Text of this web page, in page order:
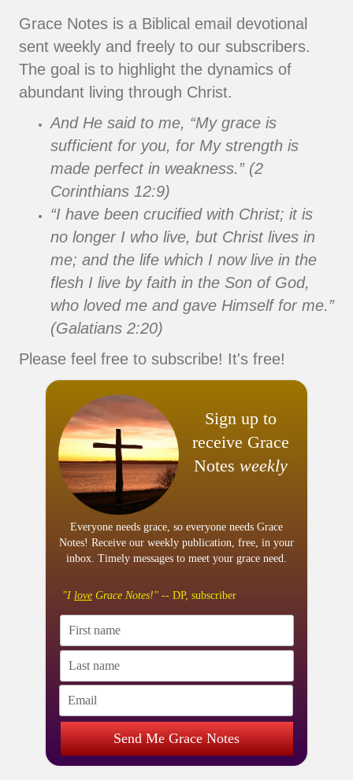
Grace Notes is a Biblical email devotional
sent weekly and freely to our subscribers.
The goal is to highlight the dynamics of
abundant living through Christ.
And He said to me, “My grace is
sufficient for you, for My strength is
made perfect in weakness.” (2
Corinthians 12:9)
“I have been crucified with Christ; it is
no longer I who live, but Christ lives in
me; and the life which I now live in the
flesh I live by faith in the Son of God,
who loved me and gave Himself for me.”
(Galatians 2:20)
Please feel free to subscribe! It's free!
Sign up to
receive Grace
Notes weekly
Everyone needs grace, so everyone needs Grace
Notes! Receive our weekly publication, free, in your
inbox. Timely messages to meet your grace need.
"I love Grace Notes!" -- DP, subscriber
Send Me Grace Notes